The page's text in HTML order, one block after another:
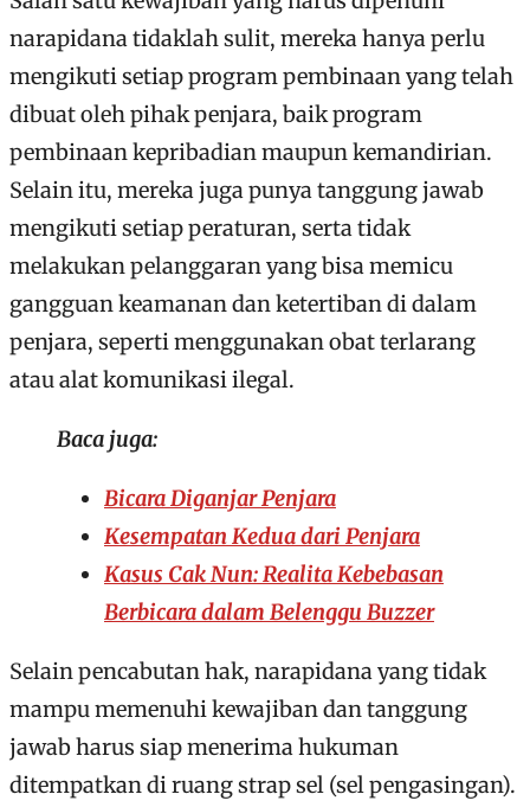
narapidana tidaklah sulit, mereka hanya perlu
mengikuti setiap program pembinaan yang telah
dibuat oleh pihak penjara, baik program
pembinaan kepribadian maupun kemandirian.
Selain itu, mereka juga punya tanggung jawab
mengikuti setiap peraturan, serta tidak
melakukan pelanggaran yang bisa memicu
gangguan keamanan dan ketertiban di dalam
penjara, seperti menggunakan obat terlarang
atau alat komunikasi ilegal.
Baca juga:
Bicara Diganjar Penjara
Kesempatan Kedua dari Penjara
Kasus Cak Nun: Realita Kebebasan
Berbicara dalam Belenggu Buzzer
Selain pencabutan hak, narapidana yang tidak
mampu memenuhi kewajiban dan tanggung
jawab harus siap menerima hukuman
ditempatkan di ruang strap sel (sel pengasingan).